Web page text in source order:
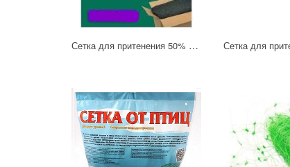
Сетка для притенения 50% 4х8